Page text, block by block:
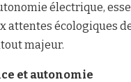
électrique,
attentes écologiques
majeur.
et autonomie